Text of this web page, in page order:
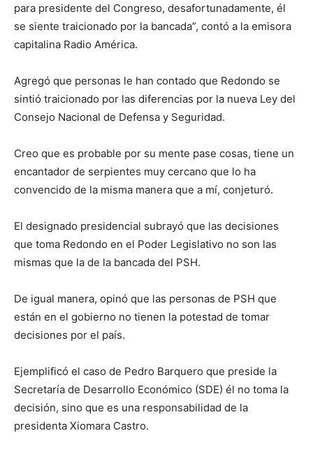
para presidente del Congreso, desafortunadamente, él
se siente traicionado por la bancada”, contó a la emisora
capitalina Radio América.
Agregó que personas le han contado que Redondo se
sintió traicionado por las diferencias por la nueva Ley del
Consejo Nacional de Defensa y Seguridad.
Creo que es probable por su mente pase cosas, tiene un
encantador de serpientes muy cercano que lo ha
convencido de la misma manera que a mí, conjeturó.
El designado presidencial subrayó que las decisiones
que toma Redondo en el Poder Legislativo no son las
mismas que la de la bancada del PSH.
De igual manera, opinó que las personas de PSH que
están en el gobierno no tienen la potestad de tomar
decisiones por el país.
Ejemplificó el caso de Pedro Barquero que preside la
Secretaría de Desarrollo Económico (SDE) él no toma la
decisión, sino que es una responsabilidad de la
presidenta Xiomara Castro.